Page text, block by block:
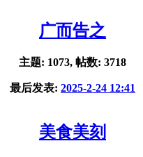
广而告之
主题: 1073, 帖数: 3718
最后发表: 2025-2-24 12:41
美食美刻